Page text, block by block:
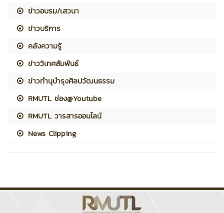
ข่าวอบรม/เสวนา
ข่าวบริการ
คลังความรู้
ข่าววิเทศสัมพันธ์
ข่าวทำนุบำรุงศิลปวัฒนธรรม
RMUTL ช่อง@Youtube
RMUTL วารสารออนไลน์
News Clipping